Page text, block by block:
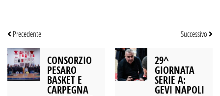
Precedente
CONSORZIO
PESARO
BASKET E
CARPEGNA
Successivo
29^
GIORNATA
SERIE A:
GEVI NAPOLI